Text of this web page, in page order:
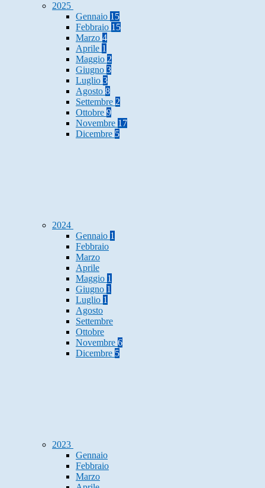
2025
Gennaio 15
Febbraio 15
Marzo 4
Aprile 1
Maggio 2
Giugno 3
Luglio 3
Agosto 8
Settembre 2
Ottobre 9
Novembre 17
Dicembre 5
2024
Gennaio 1
Febbraio
Marzo
Aprile
Maggio 1
Giugno 1
Luglio 1
Agosto
Settembre
Ottobre
Novembre 6
Dicembre 5
2023
Gennaio
Febbraio
Marzo